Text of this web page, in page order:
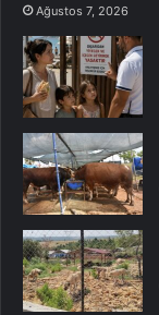
Ağustos 7, 2026